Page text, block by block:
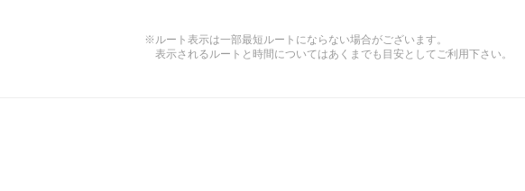
※ルート表示は一部最短ルートにならない場合がございます。
表示されるルートと時間についてはあくまでも目安としてご利用下さい。